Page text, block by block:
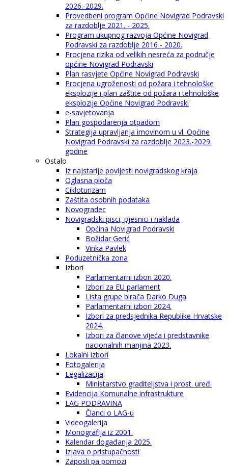
2026.-2029.
Provedbeni program Općine Novigrad Podravski
za razdoblje 2021. - 2025.
Program ukupnog razvoja Općine Novigrad
Podravski za razdoblje 2016 - 2020.
Procjena rizika od velikih nesreća za područje
općine Novigrad Podravski
Plan rasvjete Općine Novigrad Podravski
Procjena ugroženosti od požara i tehnološke
eksplozije i plan zaštite od požara i tehnološke
eksplozije Općine Novigrad Podravski
e-savjetovanja
Plan gospodarenja otpadom
Strategija upravljanja imovinom u vl. Općine
Novigrad Podravski za razdoblje 2023.-2029.
godine
Ostalo
Iz najstarije povijesti novigradskog kraja
Oglasna ploča
Cikloturizam
Zaštita osobnih podataka
Novogradec
Novigradski pisci, pjesnici i naklada
Općina Novigrad Podravski
Božidar Gerić
Vinka Pavlek
Poduzetnička zona
Izbori
Parlamentarni izbori 2020.
Izbori za EU parlament
Lista grupe birača Darko Duga
Parlamentarni izbori 2024.
Izbori za predsjednika Republike Hrvatske
2024.
Izbori za članove vijeća i predstavnike
nacionalnih manjina 2023.
Lokalni izbori
Fotogalerija
Legalizacija
Ministarstvo graditeljstva i prost. uređ.
Evidencija Komunalne infrastrukture
LAG PODRAVINA
Članci o LAG-u
Videogalerija
Monografija iz 2001.
Kalendar događanja 2025.
Izjava o pristupačnosti
Zaposli pa pomozi